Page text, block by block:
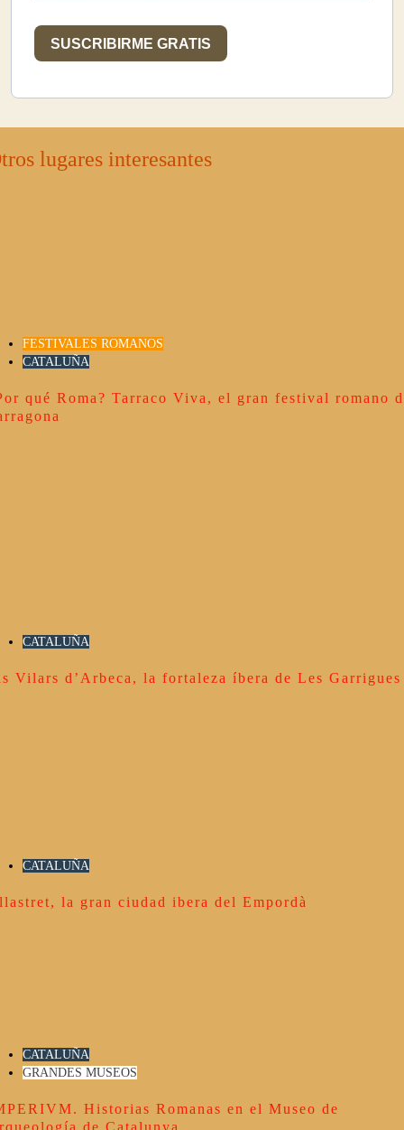
SUSCRIBIRME GRATIS
lugares interesantes
FESTIVALES ROMANOS
CATALUÑA
qué Roma? Tarraco Viva, el gran festival romano
CATALUÑA
Vilars d’Arbeca, la fortaleza íbera de Les Garrigues
CATALUÑA
la gran ciudad ibera del Empordà
CATALUÑA
GRANDES MUSEOS
Historias Romanas en el Museo de
de Catalunya